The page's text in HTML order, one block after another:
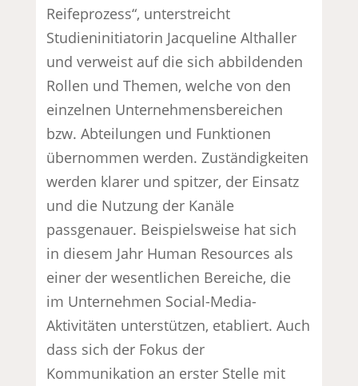
Reifeprozess“, unterstreicht
Studieninitiatorin Jacqueline Althaller
und verweist auf die sich abbildenden
Rollen und Themen, welche von den
einzelnen Unternehmensbereichen
bzw. Abteilungen und Funktionen
übernommen werden. Zuständigkeiten
werden klarer und spitzer, der Einsatz
und die Nutzung der Kanäle
passgenauer. Beispielsweise hat sich
in diesem Jahr Human Resources als
einer der wesentlichen Bereiche, die
im Unternehmen Social-Media-
Aktivitäten unterstützen, etabliert. Auch
dass sich der Fokus der
Kommunikation an erster Stelle mit